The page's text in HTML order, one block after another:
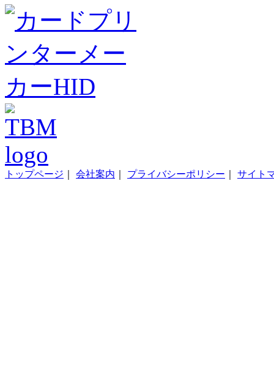
トップページ 会社案内 プライバシーポリシー サイト